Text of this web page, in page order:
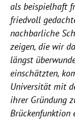
als beispielhaft
friedvoll
nachbarliche
zeigen, die wir
längst
einschätzten,
Universität mit
ihrer Gründung
Brückenfunktion